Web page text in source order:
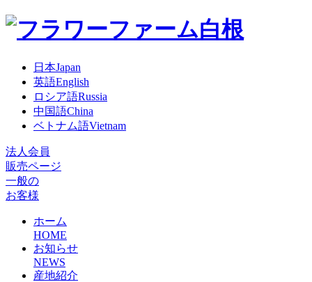
日本Japan
英語English
ロシア語Russia
中国語China
ベトナム語Vietnam
法人会員
販売ページ
一般の
お客様
ホーム
HOME
お知らせ
NEWS
産地紹介